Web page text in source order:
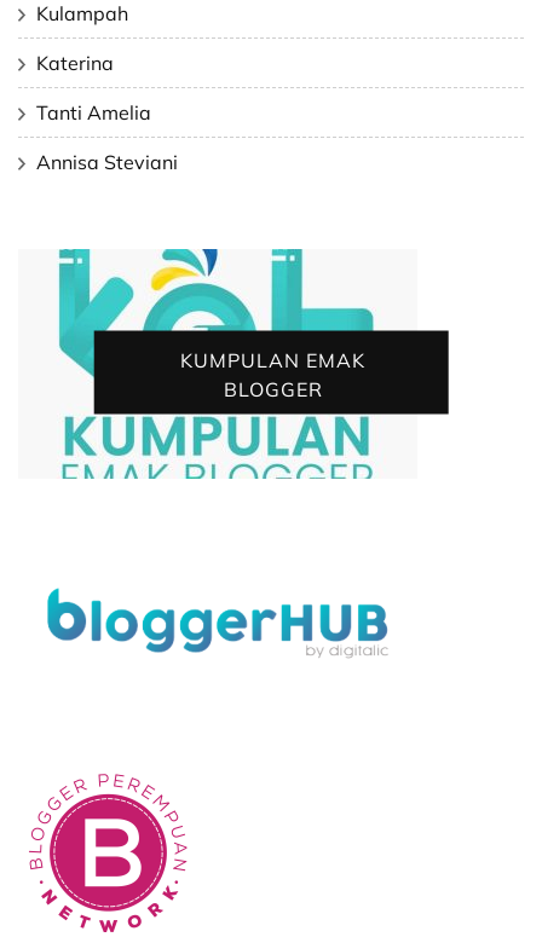
Kulampah
Katerina
Tanti Amelia
Annisa Steviani
KUMPULAN EMAK
BLOGGER